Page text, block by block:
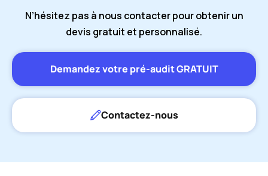
N’hésitez pas à nous contacter pour obtenir un
devis gratuit et personnalisé.
Demandez votre pré-audit GRATUIT
Contactez-nous